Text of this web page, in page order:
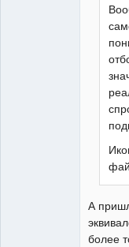
А
более